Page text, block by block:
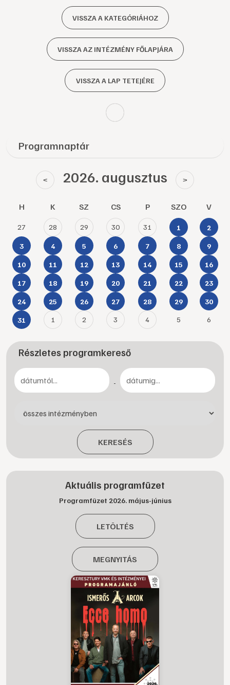
VISSZA A KATEGÓRIÁHOZ
VISSZA AZ INTÉZMÉNY FŐLAPJÁRA
VISSZA A LAP TETEJÉRE
Programnaptár
< 2026. augusztus >
H K SZ CS P SZO V
27 28 29 30 31 1 2
3 4 5 6 7 8 9
10 11 12 13 14 15 16
17 18 19 20 21 22 23
24 25 26 27 28 29 30
31 1 2 3 4 5 6
Részletes programkereső
-
KERESÉS
Aktuális programfüzet
Programfüzet 2026. május-június
LETÖLTÉS
MEGNYITÁS